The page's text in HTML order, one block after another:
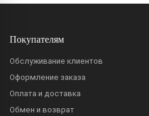
Покупателям
Обслуживание клиентов
Оформление заказа
Оплата и доставка
Обмен и возврат